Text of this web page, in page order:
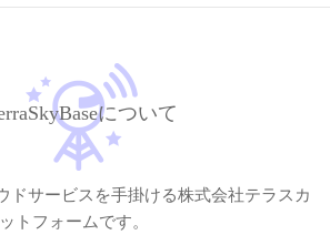
について
ドサービスを手掛ける株式会社テラスカ
トフォームです。